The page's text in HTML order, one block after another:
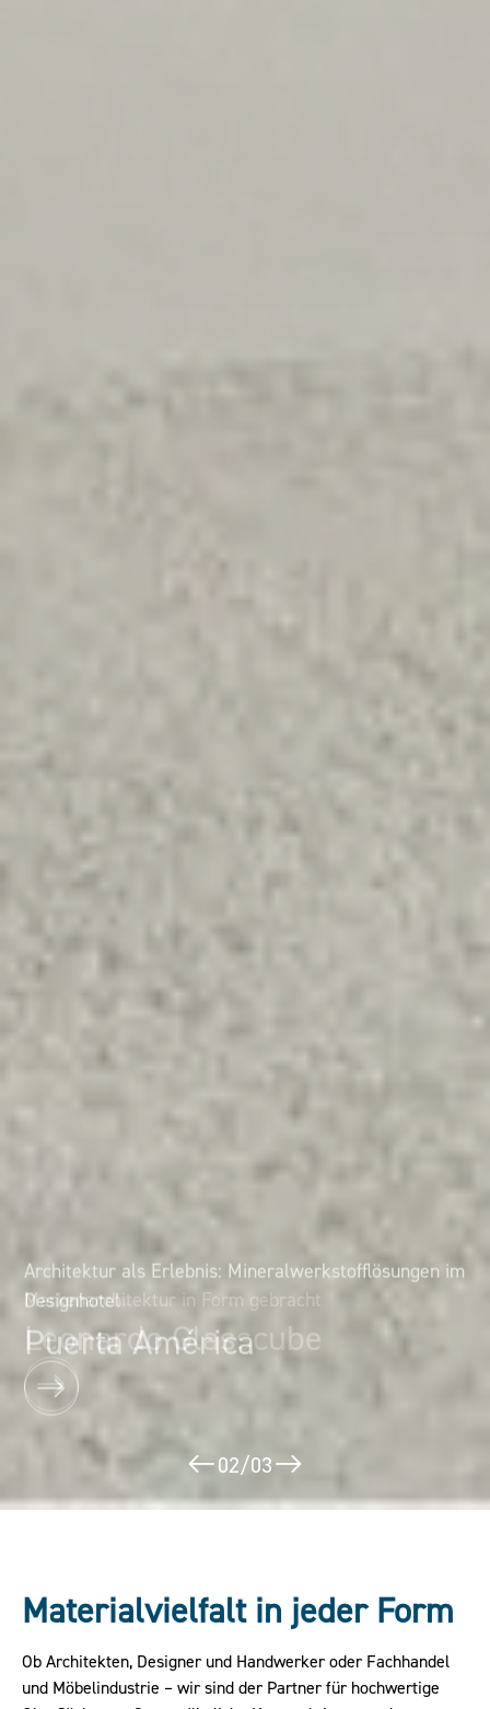
Markenarchitektur in Form gebracht
Leonardo Glasscube
Architektur als Erlebnis: Mineralwerkstofflösungen im
Designhotel
Puerta América
02/03
Materialvielfalt in jeder Form
Ob Architekten, Designer und Handwerker oder Fachhandel
und Möbelindustrie – wir sind der Partner für hochwertige